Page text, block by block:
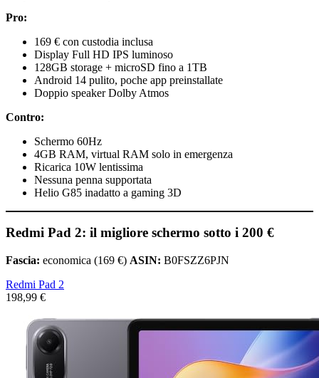
Pro:
169 € con custodia inclusa
Display Full HD IPS luminoso
128GB storage + microSD fino a 1TB
Android 14 pulito, poche app preinstallate
Doppio speaker Dolby Atmos
Contro:
Schermo 60Hz
4GB RAM, virtual RAM solo in emergenza
Ricarica 10W lentissima
Nessuna penna supportata
Helio G85 inadatto a gaming 3D
Redmi Pad 2: il migliore schermo sotto i 200 €
Fascia: economica (169 €) ASIN: B0FSZZ6PJN
Redmi Pad 2
198,99 €